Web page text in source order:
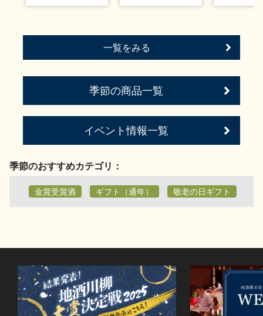
一覧をみる
季節の商品一覧
イベント情報一覧
季節のおすすめカテゴリ：
金賞受賞酒 ギフト（通年） 敬老の日ギフト